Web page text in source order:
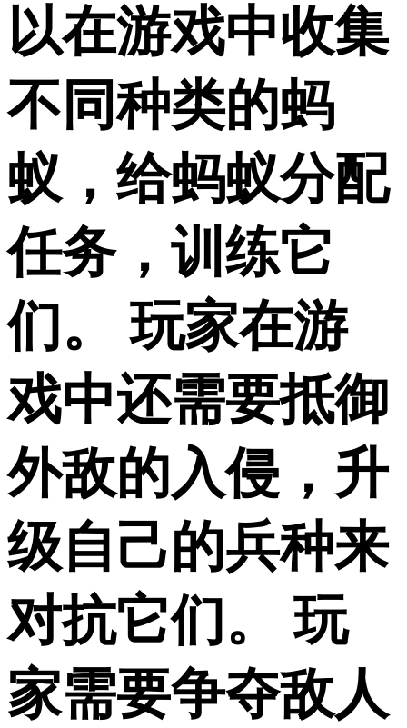
以在游戏中收集
不同种类的蚂
蚁，给蚂蚁分配
任务，训练它
们。 玩家在游
戏中还需要抵御
外敌的入侵，升
级自己的兵种来
对抗它们。 玩
家需要争夺敌人